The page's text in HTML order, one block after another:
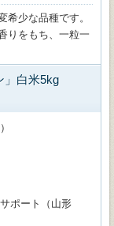
少な品種です。
りをもち、一粒一
白米5kg
ポート（山形